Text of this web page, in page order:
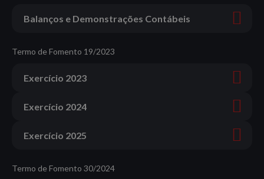
Balanços e Demonstrações Contábeis
Termo de Fomento 19/2023
Exercício 2023
Exercício 2024
Exercício 2025
Termo de Fomento 30/2024